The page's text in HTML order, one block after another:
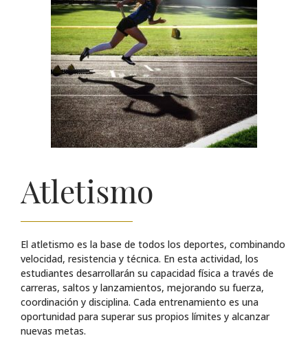
Atletismo
El atletismo es la base de todos los deportes, combinando
velocidad, resistencia y técnica. En esta actividad, los
estudiantes desarrollarán su capacidad física a través de
carreras, saltos y lanzamientos, mejorando su fuerza,
coordinación y disciplina. Cada entrenamiento es una
oportunidad para superar sus propios límites y alcanzar
nuevas metas.